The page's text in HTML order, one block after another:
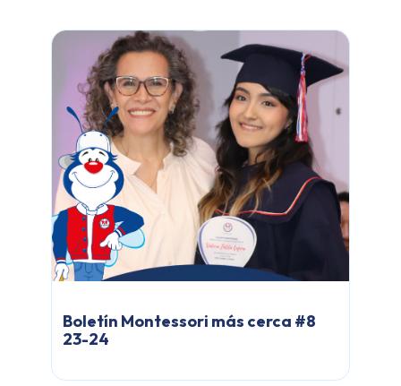
Boletín Montessori más cerca #8
23-24